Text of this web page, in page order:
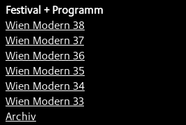
Festival + Programm
Wien Modern 38
Wien Modern 37
Wien Modern 36
Wien Modern 35
Wien Modern 34
Wien Modern 33
Archiv